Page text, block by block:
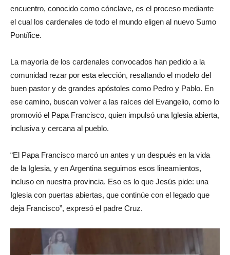
encuentro, conocido como cónclave, es el proceso mediante
el cual los cardenales de todo el mundo eligen al nuevo Sumo
Pontífice.
La mayoría de los cardenales convocados han pedido a la
comunidad rezar por esta elección, resaltando el modelo del
buen pastor y de grandes apóstoles como Pedro y Pablo. En
ese camino, buscan volver a las raíces del Evangelio, como lo
promovió el Papa Francisco, quien impulsó una Iglesia abierta,
inclusiva y cercana al pueblo.
“El Papa Francisco marcó un antes y un después en la vida
de la Iglesia, y en Argentina seguimos esos lineamientos,
incluso en nuestra provincia. Eso es lo que Jesús pide: una
Iglesia con puertas abiertas, que continúe con el legado que
deja Francisco”, expresó el padre Cruz.